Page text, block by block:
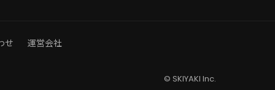
せ 運営会社
© SKIYAKI Inc.